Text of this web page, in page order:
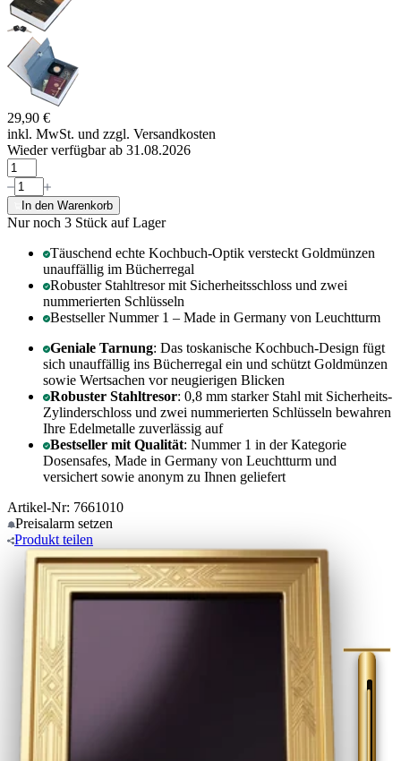
29,90 €
inkl. MwSt. und zzgl. Versandkosten
Wieder verfügbar ab 31.08.2026
In den Warenkorb
Nur noch 3 Stück auf Lager
Täuschend echte Kochbuch-Optik versteckt Goldmünzen
unauffällig im Bücherregal
Robuster Stahltresor mit Sicherheitsschloss und zwei
nummerierten Schlüsseln
Bestseller Nummer 1 – Made in Germany von Leuchtturm
Geniale Tarnung: Das toskanische Kochbuch-Design fügt
sich unauffällig ins Bücherregal ein und schützt Goldmünzen
sowie Wertsachen vor neugierigen Blicken
Robuster Stahltresor: 0,8 mm starker Stahl mit Sicherheits-
Zylinderschloss und zwei nummerierten Schlüsseln bewahren
Ihre Edelmetalle zuverlässig auf
Bestseller mit Qualität: Nummer 1 in der Kategorie
Dosensafes, Made in Germany von Leuchtturm und
versichert sowie anonym zu Ihnen geliefert
Artikel-Nr: 7661010
Preisalarm setzen
Produkt teilen